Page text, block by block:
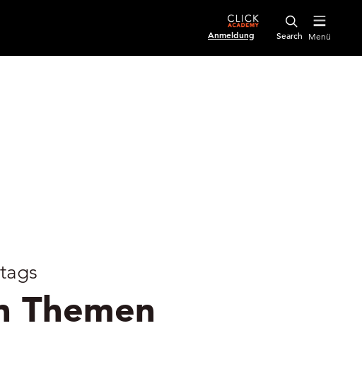
Anmeldung Menü
Themen